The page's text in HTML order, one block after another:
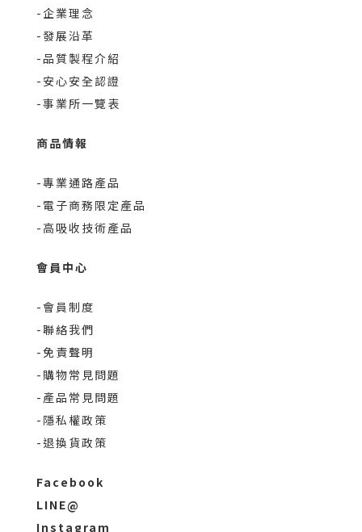
-企業理念
-發展沿革
-品質製程介紹
-安心安全認證
-事業所一覽表
商品情報
-專業通路產品
-電子商務限定產品
-高吸收技術產品
會員中心
-會員制度
-聯絡我們
-免責聲明
-購物常見問題
-產品常見問題
-隱私權政策
-退換貨政策
Facebook
LINE@
Instagram